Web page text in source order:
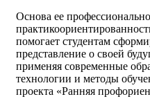
Основа ее
помогает студентам
представление о своей
применяя современные
технологии и методы
проекта «Ранняя